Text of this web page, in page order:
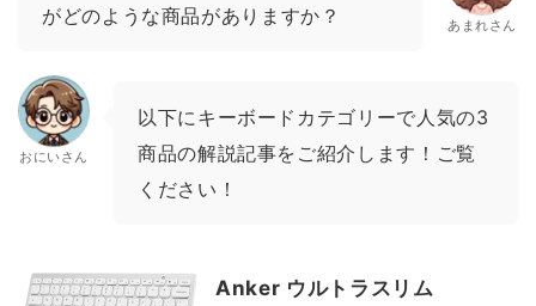
がどのような商品がありますか？
あまれさん
おにいさん
以下にキーボードカテゴリーで人気の3
商品の解説記事をご紹介します！ご覧
ください！
Anker ウルトラスリム